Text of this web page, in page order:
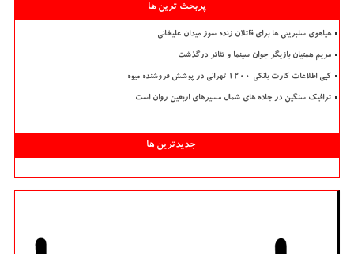
پربحث ترین ها
هیاهوی سلبریتی ها برای قاتلان زنده سوز میدان علیخانی
مریم همتیان بازیگر جوان سینما و تئاتر درگذشت
کپی اطلاعات کارت بانکی ۱۲۰۰ تهرانی در پوشش فروشنده میوه
ترافیک سنگین در جاده های شمال مسیرهای اربعین روان است
جدیدترین ها